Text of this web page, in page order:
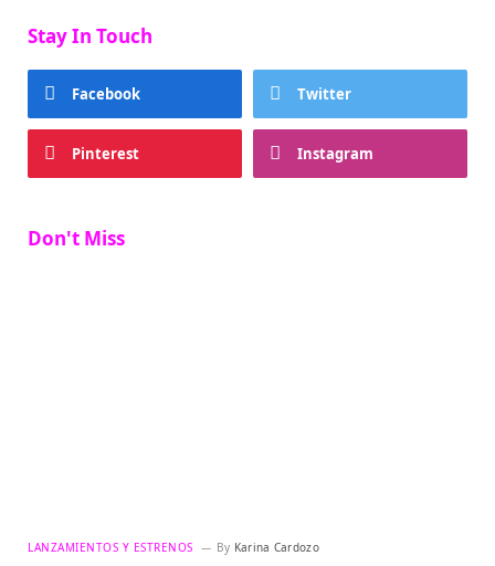
Stay In Touch
Facebook Twitter
Pinterest Instagram
Don't Miss
LANZAMIENTOS Y ESTRENOS By Karina Cardozo